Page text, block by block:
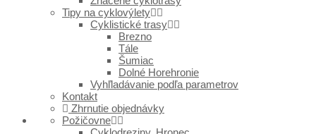
Tipy na cyklovýlety
Cyklistické trasy
Brezno
Tále
Šumiac
Dolné Horehronie
Vyhľladávanie podľa parametrov
Kontakt
Zhrnutie objednávky
Požičovne